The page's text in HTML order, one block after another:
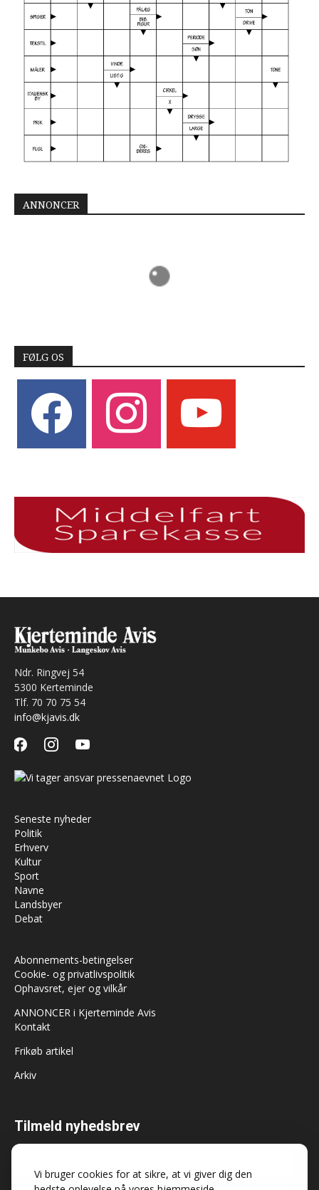
Vi bruger cookies for at sikre, at vi giver dig den
ANNONCER
FØLG OS
instagram
Ndr. Ringvej 54
5300 Kerteminde
Tlf. 70 70 75 54
info@kjavis.dk
facebookinstagramyoutube
Seneste nyheder
Politik
Erhverv
Kultur
Sport
Navne
Landsbyer
Debat
Abonnements-betingelser
Cookie- og privatlivspolitik
Ophavsret, ejer og vilkår
ANNONCER i Kjerteminde Avis
Kontakt
Frikøb artikel
Arkiv
Tilmeld nyhedsbrev